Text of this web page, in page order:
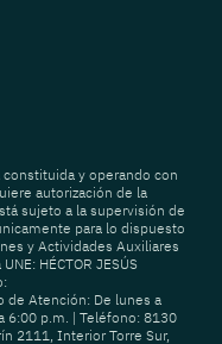
constituida y operando con
autorización de la
sujeto a la supervisión de
para lo dispuesto
y Actividades Auxiliares
HÉCTOR JESÚS
de Atención: De lunes a
6:00 p.m. | Teléfono: 8130
2111, Interior Torre Sur,